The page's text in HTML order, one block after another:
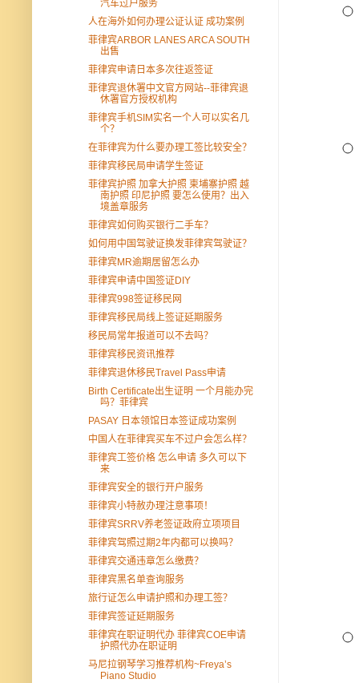
汽车过户服务
人在海外如何办理公证认证 成功案例
菲律宾ARBOR LANES ARCA SOUTH
出售
菲律宾申请日本多次往返签证
菲律宾退休署中文官方网站--菲律宾退
休署官方授权机构
菲律宾手机SIM实名一个人可以实名几
个？
在菲律宾为什么要办理工签比较安全？
菲律宾移民局申请学生签证
菲律宾护照 加拿大护照 柬埔寨护照 越
南护照 印尼护照 要怎么使用？出入
境盖章服务
菲律宾如何购买银行二手车？
如何用中国驾驶证换发菲律宾驾驶证？
菲律宾MR逾期居留怎么办
菲律宾申请中国签证DIY
菲律宾998签证移民网
菲律宾移民局线上签证延期服务
移民局常年报道可以不去吗？
菲律宾移民资讯推荐
菲律宾退休移民Travel Pass申请
Birth Certificate出生证明 一个月能办完
吗？菲律宾
PASAY 日本领馆日本签证成功案例
中国人在菲律宾买车不过户会怎么样？
菲律宾工签价格 怎么申请 多久可以下
来
菲律宾安全的银行开户服务
菲律宾小特赦办理注意事项！
菲律宾SRRV养老签证政府立项项目
菲律宾驾照过期2年内都可以换吗？
菲律宾交通违章怎么缴费？
菲律宾黑名单查询服务
旅行证怎么申请护照和办理工签？
菲律宾签证延期服务
菲律宾在职证明代办 菲律宾COE申请
护照代办在职证明
马尼拉钢琴学习推荐机构~Freya’s
Piano Studio